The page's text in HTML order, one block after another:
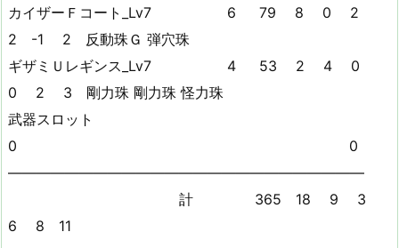
カイザーＦコート_Lv7 6 79 8 0 2
2 -1 2 反動珠Ｇ 弾穴珠
ギザミＵレギンス_Lv7 4 53 2 4 0
0 2 3 剛力珠 剛力珠 怪力珠
武器スロット
0 0
—————————————————————————
計 365 18 9 3
6 8 11